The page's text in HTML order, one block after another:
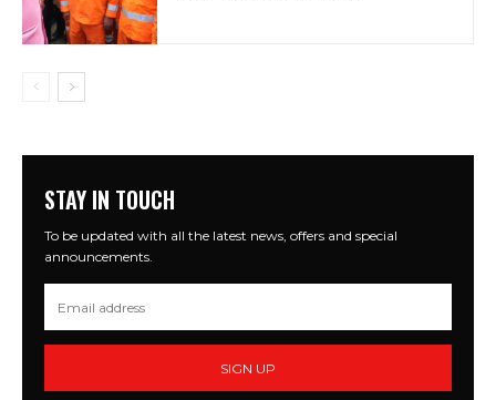
STAY IN TOUCH
To be updated with all the latest news, offers and special
announcements.
SIGN UP